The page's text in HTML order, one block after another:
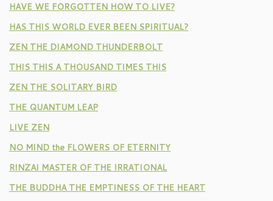
HAVE WE FORGOTTEN HOW TO LIVE?
HAS THIS WORLD EVER BEEN SPIRITUAL?
ZEN THE DIAMOND THUNDERBOLT
THIS THIS A THOUSAND TIMES THIS
ZEN THE SOLITARY BIRD
THE QUANTUM LEAP
LIVE ZEN
NO MIND the FLOWERS OF ETERNITY
RINZAI MASTER OF THE IRRATIONAL
THE BUDDHA THE EMPTINESS OF THE HEART